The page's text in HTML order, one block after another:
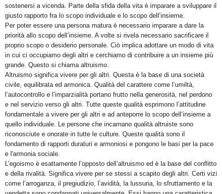
sostenersi a vicenda. Parte della sfida della vita è imparare a sviluppare il
giusto rapporto fra lo scopo individuale e lo scopo dell’insieme.
Per poter essere una persona matura è necessario imparare a dare la
priorità allo scopo dell’insieme. A volte si rivela necessario sacrificare il
proprio scopo o desiderio personale. Ciò implica adottare un modo di vita
in cui ci occupiamo degli altri e cerchiamo di contribuire a un insieme più
grande. Questo si chiama altruismo.
Altruismo significa vivere per gli altri. Questa è la base di una società
civile, equilibrata ed armonica. Qualità del carattere come l’umiltà,
l’autocontrollo e l’imparzialità portano frutto nella generosità, nel perdono
e nel servizio verso gli altri. Tutte queste qualità esprimono l’attitudine
fondamentale a vivere per gli altri e ad anteporre lo scopo dell’insieme a
quello individuale. Le persone che incarnano qualità altruiste sono
riconosciute e onorate in tutte le culture. Queste qualità sono il
fondamento di rapporti duraturi e armoniosi e pongono le basi per la pace
e l'armonia sociale.
L’egoismo è esattamente l’opposto dell’altruismo ed è la base del conflitto
e della rivalità. Significa vivere per se stessi a scapito degli altri. Certi vizi
come l’arroganza, il pregiudizio, l’avidità, la lussuria, lo sfruttamento e la